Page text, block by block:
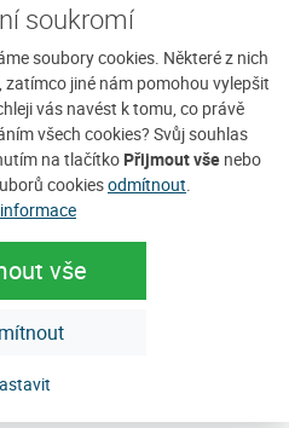
soukromí
soubory cookies. Některé z nich
jiné nám pomohou vylepšit
vás navést k tomu, co právě
všech cookies? Svůj souhlas
na tlačítko Přijmout vše nebo
cookiesodmítnout.
vše
n.m.) se jako jediný na
(1066 m n. m.) může
umožňující...